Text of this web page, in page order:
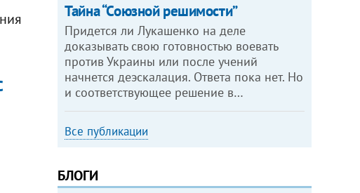
Тайна “Союзной решимости”
Придется ли Лукашенко на деле
доказывать свою готовностью воевать
против Украины или после учений
начнется деэскалация. Ответа пока нет. Но
и соответствующее решение в…
Все публикации
БЛОГИ